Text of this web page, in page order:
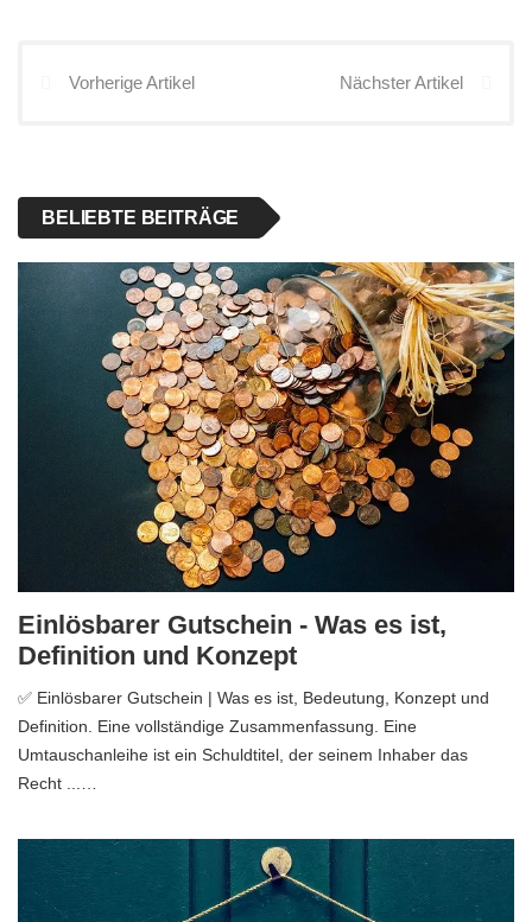
Vorherige Artikel Nächster Artikel
BELIEBTE BEITRÄGE
Einlösbarer Gutschein - Was es ist,
Definition und Konzept
✅ Einlösbarer Gutschein | Was es ist, Bedeutung, Konzept und
Definition. Eine vollständige Zusammenfassung. Eine
Umtauschanleihe ist ein Schuldtitel, der seinem Inhaber das
Recht ...…